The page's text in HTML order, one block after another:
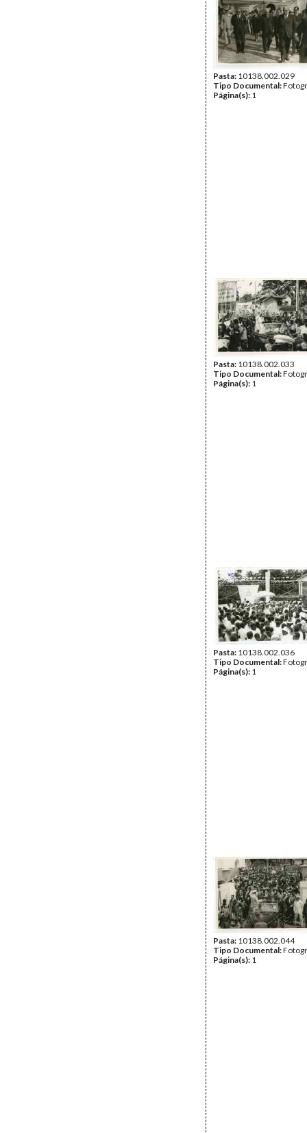
Pasta: 10138.002.029
Tipo Documental:
Página(s): 1
Pasta: 10138.002.033
Tipo Documental:
Página(s): 1
Pasta: 10138.002.036
Tipo Documental:
Página(s): 1
Pasta: 10138.002.044
Tipo Documental:
Página(s): 1